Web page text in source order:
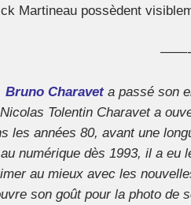
Martineau possèdent
——-
Bruno Charavet a passé son
Tolentin Charavet a
les années 80, avant une
numérique dès 1993, il a eu
au mieux avec les
son goût pour la photo